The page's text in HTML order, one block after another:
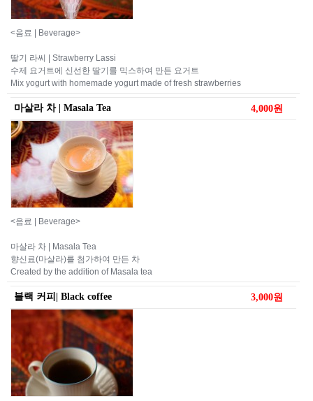
<음료 | Beverage>
딸기 라씨 | Strawberry Lassi
수제 요거트에 신선한 딸기를 믹스하여 만든 요거트
Mix yogurt with homemade yogurt made of fresh strawberries
마살라 차 | Masala Tea 4,000원
<음료 | Beverage>
마살라 차 | Masala Tea
향신료(마살라)를 첨가하여 만든 차
Created by the addition of Masala tea
블랙 커피| Black coffee 3,000원